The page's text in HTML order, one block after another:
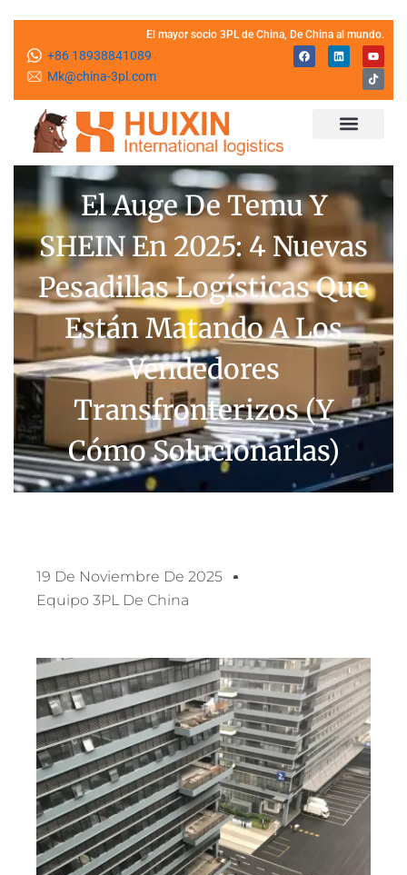
El mayor socio 3PL de China, De China al mundo.
+86 18938841089
Mk@china-3pl.com
F
a
c
o
L
i
n
d
i
n
Y
o
u
t
u
b
T
i
k
t
o
k
El Auge De Temu Y
SHEIN En 2025: 4 Nuevas
Pesadillas Logísticas Que
Están Matando A Los
Vendedores
Transfronterizos (y
Cómo Solucionarlas)
19 De Noviembre De 2025
Equipo 3PL De China